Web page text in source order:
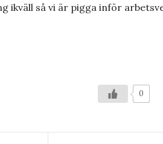
ikväll så vi är pigga inför
0